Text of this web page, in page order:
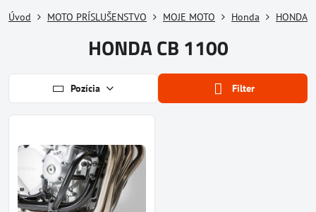
Úvod MOTO PRÍSLUŠENSTVO MOJE MOTO Honda HONDA
HONDA CB 1100
Pozícia Filter